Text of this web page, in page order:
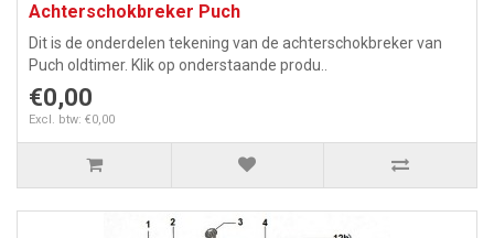
Achterschokbreker Puch
Dit is de onderdelen tekening van de achterschokbreker van
Puch oldtimer. Klik op onderstaande produ..
€0,00
Excl. btw: €0,00